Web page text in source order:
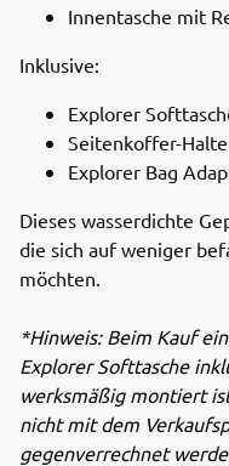
Innentasche mit
Inklusive:
Explorer
Seitenkoffer-
Explorer Bag
Dieses wasserdichte
die sich auf weniger
möchten.
*Hinweis: Beim Kauf
Explorer Softtasche
werksmäßig montiert
nicht mit dem
gegenverrechnet